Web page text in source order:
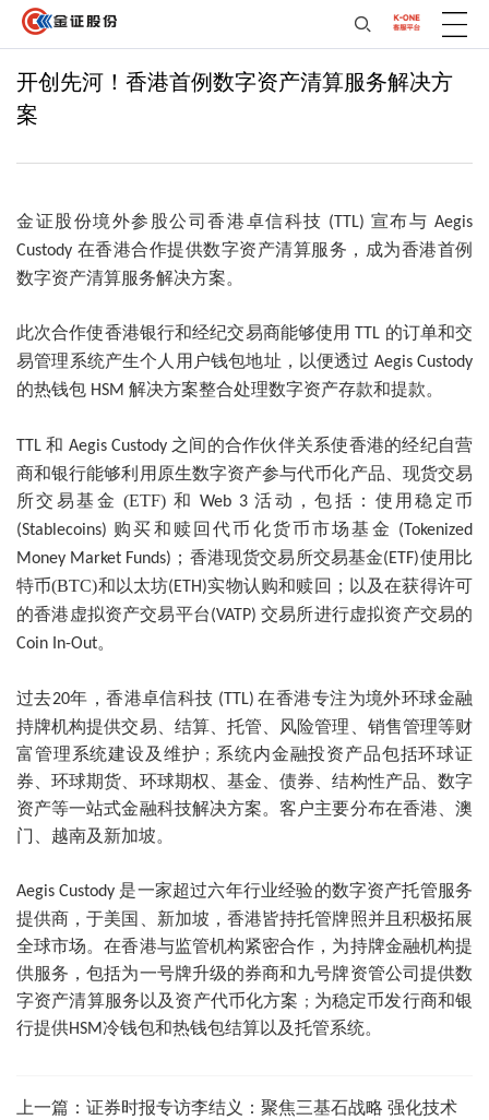
开创先河！香港首例数字资产清算服务解决方
案
金证股份境外参股公司香港卓信科技 (TTL) 宣布与Aegis
Custody 在香港合作提供数字资产清算服务，成为香港首例
数字资产清算服务解决方案。
此次合作使香港银行和经纪交易商能够使用 TTL 的订单和交
易管理系统产生个人用户钱包地址，以便透过 Aegis Custody
的热钱包 HSM 解决方案整合处理数字资产存款和提款。
TTL和 Aegis Custody 之间的合作伙伴关系使香港的经纪自营
商和银行能够利用原生数字资产参与代币化产品、现货交易
所交易基金(ETF) 和Web 3活动，包括： 使用稳定币
(Stablecoins) 购买和赎 回代币化货币市场基 金
(Tokenized
Money Market Funds) ； 香港现货交易所交易基金(ETF)使用比
特币(BTC)和以太坊(ETH)实物认购和赎回 ；以及在获得许可
的香港虚拟资产交易平台(VATP)交易所进行虚拟资产交易的
Coin In-Out。
过去20年，香港卓信科技 (TTL) 在香港专注为境外环球金融
持牌机构提供交易、结算、托管、风险管理、销售管理等财
富管理系统建设及维护 ； 系统内金融投资产品包括环球证
券、环球期货、环球期权、基金、债券、结构性产品、数字
资产等一站式金融科技解决方案。客户主要分布在香港、澳
门、越南及新加坡。
Aegis Custody 是一家超过六年行业经验的数字资产托管服务
提供商，于美国、新加坡，香港皆持托管牌照并且积极拓展
全球市场。在香港与监管机构紧密合作，为持牌金融机构提
供服务，包括为一号牌升级的券商和九号牌资管公司提供数
字资产清算服务以及资产代币化方案 ； 为稳定币发行商和银
行提供HSM冷钱包和热钱包结算以及托管系统。
上一篇： 证券时报专访李结义：聚焦三基石战略 强化技术